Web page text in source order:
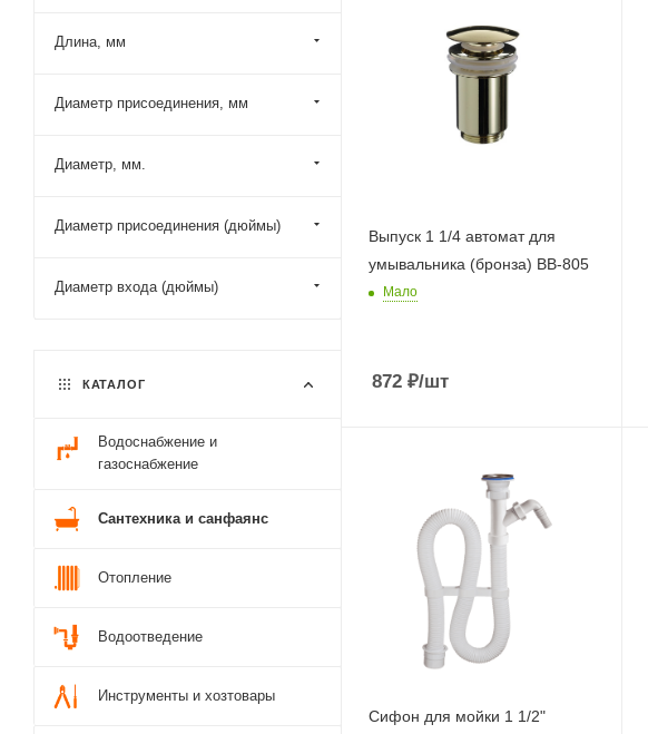
Выпуск 1 1/4 автомат для
умывальника (бронза) ВВ-805
Мало
872 ₽/шт
Сифон для мойки 1 1/2"
Длина, мм
Диаметр присоединения, мм
Диаметр, мм.
Диаметр присоединения (дюймы)
Диаметр входа (дюймы)
КАТАЛОГ
Водоснабжение и
газоснабжение
Сантехника и санфаянс
Отопление
Водоотведение
Инструменты и хозтовары